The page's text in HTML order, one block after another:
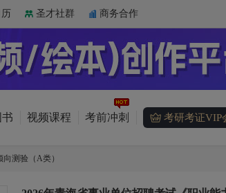
圣才社群 商务合作
书 视频课程 考前冲刺 考研考证VIP
测验（A类）